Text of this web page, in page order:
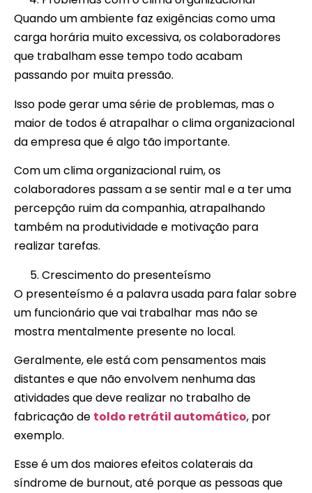
Quando um ambiente faz exigências como uma
carga horária muito excessiva, os colaboradores
que trabalham esse tempo todo acabam
passando por muita pressão.
Isso pode gerar uma série de problemas, mas o
maior de todos é atrapalhar o clima organizacional
da empresa que é algo tão importante.
Com um clima organizacional ruim, os
colaboradores passam a se sentir mal e a ter uma
percepção ruim da companhia, atrapalhando
também na produtividade e motivação para
realizar tarefas.
Crescimento do presenteísmo
O presenteísmo é a palavra usada para falar sobre
um funcionário que vai trabalhar mas não se
mostra mentalmente presente no local.
Geralmente, ele está com pensamentos mais
distantes e que não envolvem nenhuma das
atividades que deve realizar no trabalho de
fabricação de toldo retrátil automático, por
exemplo.
Esse é um dos maiores efeitos colaterais da
síndrome de burnout, até porque as pessoas que